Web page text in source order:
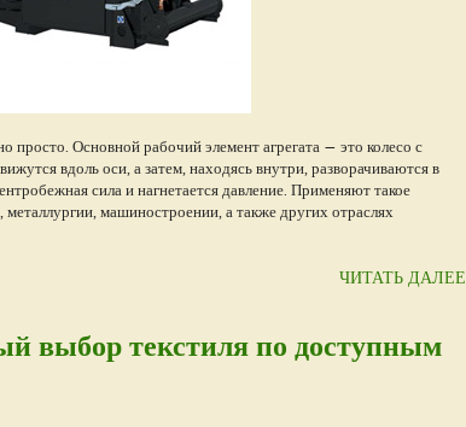
просто. Основной рабочий элемент агрегата — это колесо с
вдоль оси, а затем, находясь внутри, разворачиваются в
сила и нагнетается давление. Применяют такое
машиностроении, а также других отраслях
ЧИТАТЬ ДАЛЕЕ
выбор текстиля по доступным